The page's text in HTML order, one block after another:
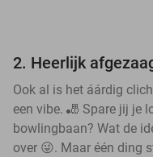
2. Heerlijk
Ook al is het áárdig
een vibe. 🎳 Spare jij je
bowlingbaan? Wat de
over 😜. Maar één ding